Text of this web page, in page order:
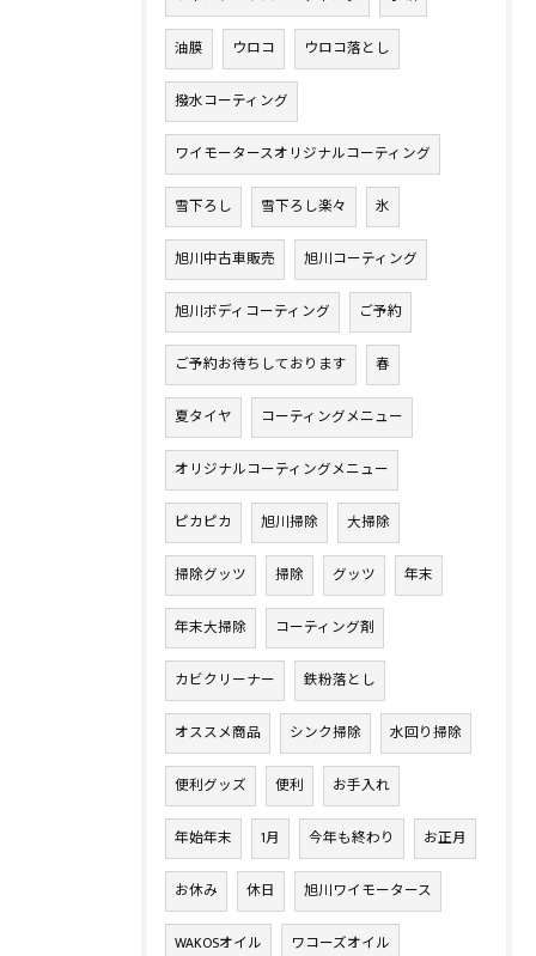
油膜 ウロコ ウロコ落とし
撥水コーティング
ワイモータースオリジナルコーティング
雪下ろし 雪下ろし楽々 氷
旭川中古車販売 旭川コーティング
旭川ボディコーティング ご予約
ご予約お待ちしております 春
夏タイヤ コーティングメニュー
オリジナルコーティングメニュー
ピカピカ 旭川掃除 大掃除
掃除グッツ 掃除 グッツ 年末
年末大掃除 コーティング剤
カビクリーナー 鉄粉落とし
オススメ商品 シンク掃除 水回り掃除
便利グッズ 便利 お手入れ
年始年末 1月 今年も終わり お正月
お休み 休日 旭川ワイモータース
WAKOSオイル ワコーズオイル